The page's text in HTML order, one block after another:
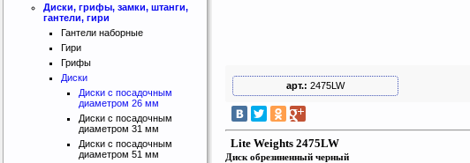
арт.: 2475LW
Lite Weights 2475LW
Диск обрезиненный черный
Диски, грифы, замки, штанги,
гантели, гири
Гантели наборные
Гири
Грифы
Диски
Диски с посадочным
диаметром 26 мм
Диски с посадочным
диаметром 31 мм
Диски с посадочным
диаметром 51 мм
Интернет магазин SportLife
Работаем на рынке спортивных
товаров с 2008 года!